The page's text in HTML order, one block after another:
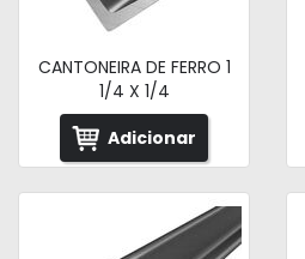
CANTONEIRA DE FERRO 1
1/4 X 1/4
Adicionar